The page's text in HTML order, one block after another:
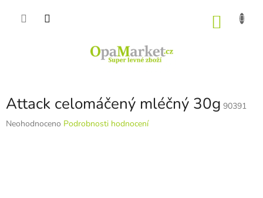
Attack celomáčený mléčný 30g 90391
Průměrné
Neohodnoceno Podrobnosti hodnocení